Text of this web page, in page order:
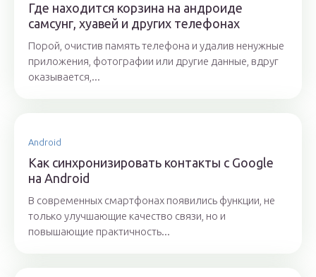
Где находится корзина на андроиде
самсунг, хуавей и других телефонах
Порой, очистив память телефона и удалив ненужные
приложения, фотографии или другие данные, вдруг
оказывается,...
Android
Как синхронизировать контакты с Google
на Android
В современных смартфонах появились функции, не
только улучшающие качество связи, но и
повышающие практичность...